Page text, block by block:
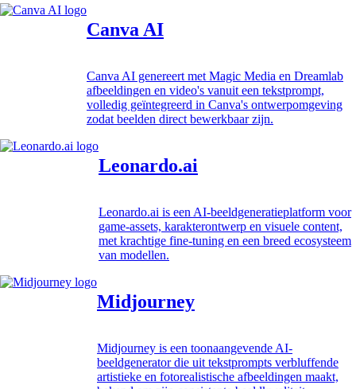
Canva AI
Canva AI genereert met Magic Media en Dreamlab
afbeeldingen en video's vanuit een tekstprompt,
volledig geïntegreerd in Canva's ontwerpomgeving
zodat beelden direct bewerkbaar zijn.
Leonardo.ai
Leonardo.ai is een AI-beeldgeneratieplatform voor
game-assets, karakterontwerp en visuele content,
met krachtige fine-tuning en een breed ecosysteem
van modellen.
Midjourney
Midjourney is een toonaangevende AI-
beeldgenerator die uit tekstprompts verbluffende
artistieke en fotorealistische afbeeldingen maakt,